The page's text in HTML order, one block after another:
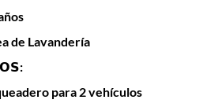
de Lavandería
para 2 vehículos